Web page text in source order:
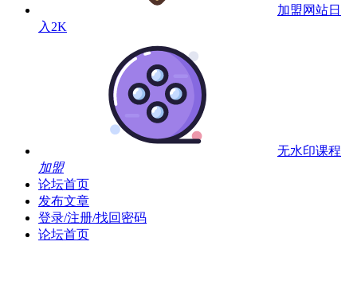
加盟网站日
入2K
无水印课程
加盟
论坛首页
发布文章
登录/注册/找回密码
论坛首页